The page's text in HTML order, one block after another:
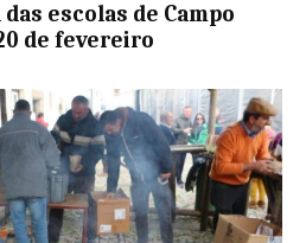
escolas de Campo
de fevereiro